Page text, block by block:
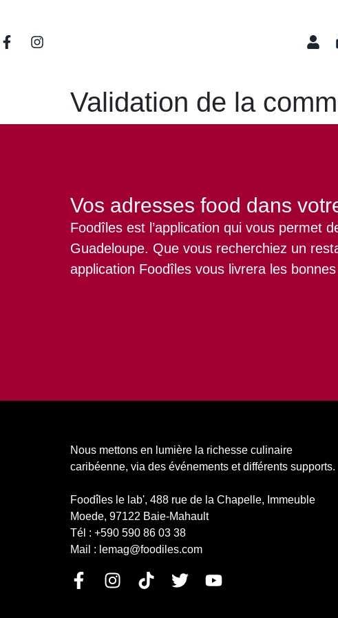
Validation de la
Vos adresses food dans
Foodîles est l’application qui vous permet
Guadeloupe. Que vous recherchiez un
application Foodîles vous livrera les
Nous mettons en lumière la richesse culinaire
caribéenne, via des événements et différents supports.
Foodîles le lab', 488 rue de la Chapelle, Immeuble
Moede, 97122 Baie-Mahault
Tél : +590 590 86 03 38
Mail : lemag@foodiles.com